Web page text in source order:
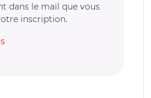
dans le mail que vous
inscription.